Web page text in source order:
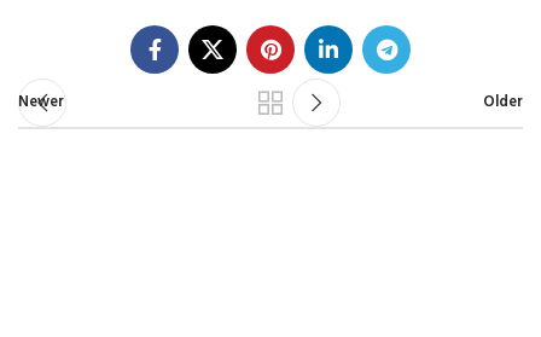
Newer Older